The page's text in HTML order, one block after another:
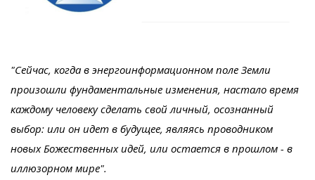
"Сейчас, когда в энергоинформационном поле Земли
произошли фундаментальные изменения, настало время
каждому человеку сделать свой личный, осознанный
выбор: или он идет в будущее, являясь проводником
новых Божественных идей, или остается в прошлом - в
иллюзорном мире".